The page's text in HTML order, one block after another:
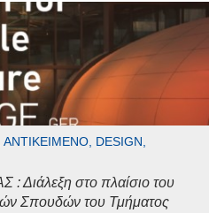
DESIGN,
στο πλαίσιο του
Σπουδών του Τμήματος